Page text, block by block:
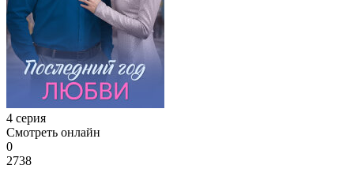
4 серия
Смотреть онлайн
0
2738